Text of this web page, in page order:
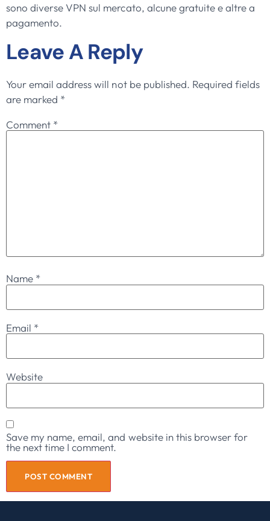
sono diverse VPN sul mercato, alcune gratuite e altre a
pagamento.
Leave A Reply
Your email address will not be published. Required fields
are marked *
Comment *
Name *
Email *
Website
Save my name, email, and website in this browser for
the next time I comment.